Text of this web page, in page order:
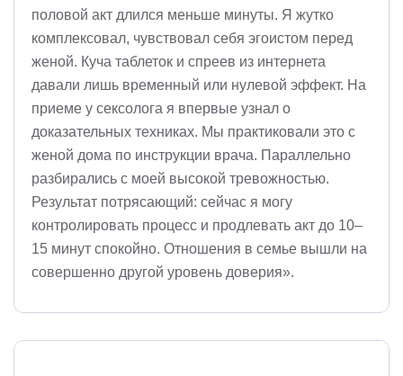
половой акт длился меньше минуты. Я жутко
комплексовал, чувствовал себя эгоистом перед
женой. Куча таблеток и спреев из интернета
давали лишь временный или нулевой эффект. На
приеме у сексолога я впервые узнал о
доказательных техниках. Мы практиковали это с
женой дома по инструкции врача. Параллельно
разбирались с моей высокой тревожностью.
Результат потрясающий: сейчас я могу
контролировать процесс и продлевать акт до 10–
15 минут спокойно. Отношения в семье вышли на
совершенно другой уровень доверия».